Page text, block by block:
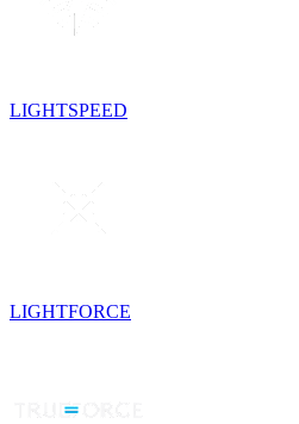
LIGHTSPEED
LIGHTFORCE